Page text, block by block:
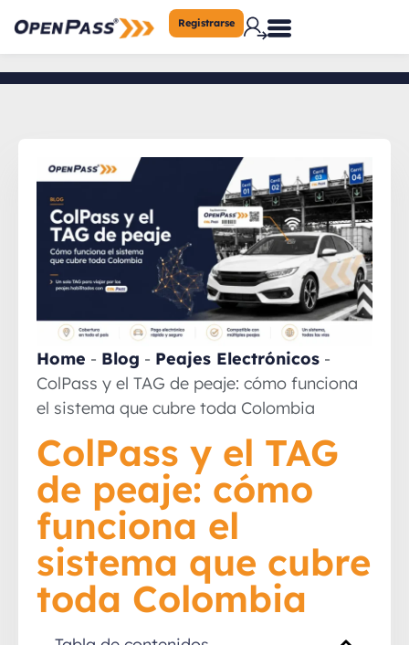
Registrarse
Home - Blog - Peajes Electrónicos -
ColPass y el TAG de peaje: cómo funciona
el sistema que cubre toda Colombia
ColPass y el TAG
de peaje: cómo
funciona el
sistema que cubre
toda Colombia